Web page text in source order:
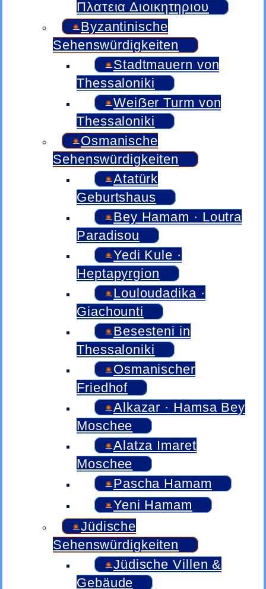
Πλατεια Διοικητηριου
Byzantinische
Sehenswürdigkeiten
Stadtmauern von
Thessaloniki
Weiẞer Turm von
Thessaloniki
Osmanische
Sehenswürdigkeiten
Atatürk
Geburtshaus
Bey Hamam · Loutra
Paradisou
Yedi Kule ·
Heptapyrgion
Louloudadika ·
Giachounti
Besesteni in
Thessaloniki
Osmanischer
Friedhof
Alkazar · Hamsa Bey
Moschee
Alatza Imaret
Moschee
Pascha Hamam
Yeni Hamam
Jüdische
Sehenswürdigkeiten
Jüdische Villen &
Gebäude